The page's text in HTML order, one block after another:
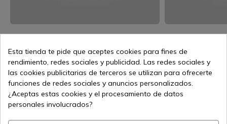
68,30 € Añadir al carrito
Vendiendo online desde 1998
Esta tienda te pide que aceptes cookies para fines de
rendimiento, redes sociales y publicidad. Las redes sociales y
las cookies publicitarias de terceros se utilizan para ofrecerte
funciones de redes sociales y anuncios personalizados.
¿Aceptas estas cookies y el procesamiento de datos
personales involucrados?